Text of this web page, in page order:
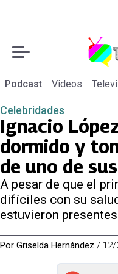
Podcast Videos
Celebridades
Ignacio
dormido y
de uno de
A pesar de que el
difíciles con su
estuvieron
Por Griselda Hernández / 12/